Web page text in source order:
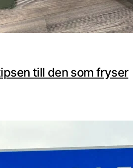
till den som fryser